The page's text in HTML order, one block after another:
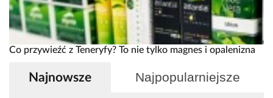
Co przywieźć z Teneryfy? To nie tylko magnes i opalenizna
Najnowsze Najpopularniejsze